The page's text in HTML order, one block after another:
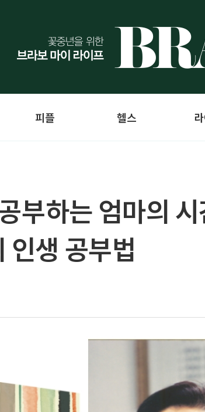
피플 헬스
부하는 엄마의
인생 공부법